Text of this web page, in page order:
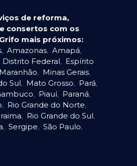
de reforma,
consertos com os
mais próximos:
, Amazonas, Amapá,
Distrito Federal, Espírito
Maranhão, Minas Gerais,
Sul, Mato Grosso, Pará,
, Piauí, Paraná,
, Rio Grande do Norte,
, Rio Grande do Sul,
, Sergipe, São Paulo,